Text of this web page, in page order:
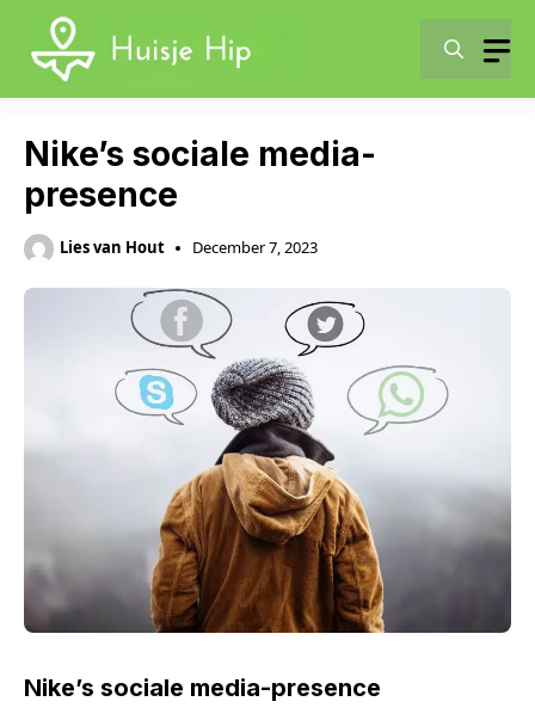
content
Nike’s sociale media-
presence
Lies van Hout December 7, 2023
Nike’s sociale media-presence